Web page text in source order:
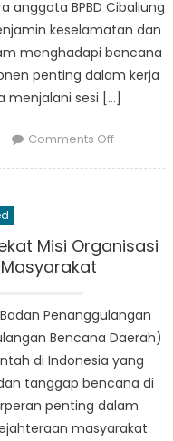
Bencana
anggota BPBD Cibaliung
keselamatan dan
menghadapi bencana
penting dalam kerja
menjalani sesi […]
Comments Offon
Di
BPBD
Cibaliung
Misi Organisasi
Penanggulangan
Bencana Daerah)
di Indonesia yang
tanggap bencana di
penting dalam
masyarakat